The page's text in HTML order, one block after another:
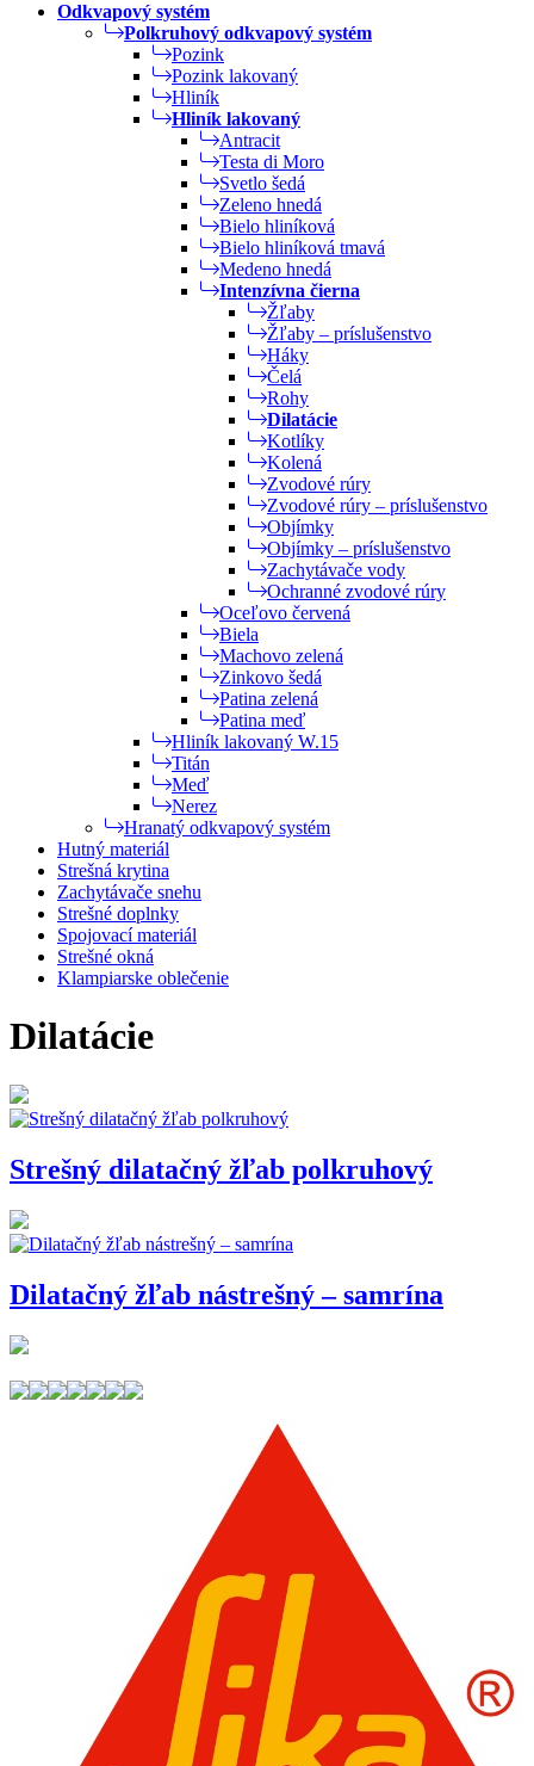
Odkvapový systém
Polkruhový odkvapový systém
Pozink
Pozink lakovaný
Hliník
Hliník lakovaný
Antracit
Testa di Moro
Svetlo šedá
Zeleno hnedá
Bielo hliníková
Bielo hliníková tmavá
Medeno hnedá
Intenzívna čierna
Žľaby
Žľaby – príslušenstvo
Háky
Čelá
Rohy
Dilatácie
Kotlíky
Kolená
Zvodové rúry
Zvodové rúry – príslušenstvo
Objímky
Objímky – príslušenstvo
Zachytávače vody
Ochranné zvodové rúry
Oceľovo červená
Biela
Machovo zelená
Zinkovo šedá
Patina zelená
Patina meď
Hliník lakovaný W.15
Titán
Meď
Nerez
Hranatý odkvapový systém
Hutný materiál
Strešná krytina
Zachytávače snehu
Strešné doplnky
Spojovací materiál
Strešné okná
Klampiarske oblečenie
Dilatácie
Strešný dilatačný žľab polkruhový
Dilatačný žľab nástrešný – samrína